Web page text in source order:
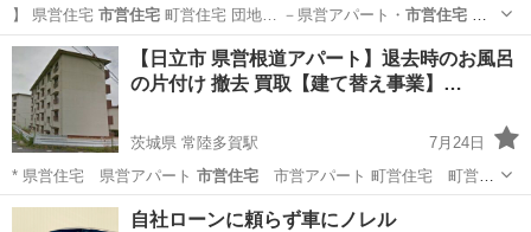
】 県営住宅 市営住宅町営住宅 団地… －県営アパート・ 市営住宅石
岡市－－－… 県営アパート・市営住宅かすみがうら… －県営アパー
市営住宅つくば市－－… －県営アパート・ 市営住宅阿見町－－
－… －県営...
茨城 水戸市 赤塚駅 その他 風呂釜
【日立市 県営根道アパート】退去時のお風呂
の片付け 撤去 買取【建て替え事業】…
茨城県 常陸多賀駅
7月24日
* 県営住宅 県営アパート 市営住宅市営アパート 町営住宅 町営ア
パ…
茨城 日立市 常陸多賀駅 その他
自社ローンに頼らず車にノレル